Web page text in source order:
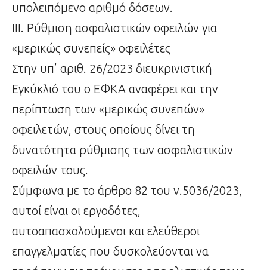
υπολειπόμενο αριθμό δόσεων.
ΙΙΙ. Ρύθμιση ασφαλιστικών οφειλών για
«μερικώς συνεπείς» οφειλέτες
Στην υπ’ αριθ. 26/2023 διευκρινιστική
Εγκύκλιό του ο ΕΦΚΑ αναφέρει και την
περίπτωση των «μερικώς συνεπών»
οφειλετών, στους οποίους δίνει τη
δυνατότητα ρύθμισης των ασφαλιστικών
οφειλών τους.
Σύμφωνα με το άρθρο 82 του ν.5036/2023,
αυτοί είναι οι εργοδότες,
αυτοαπασχολούμενοι και ελεύθεροι
επαγγελματίες που δυσκολεύονται να